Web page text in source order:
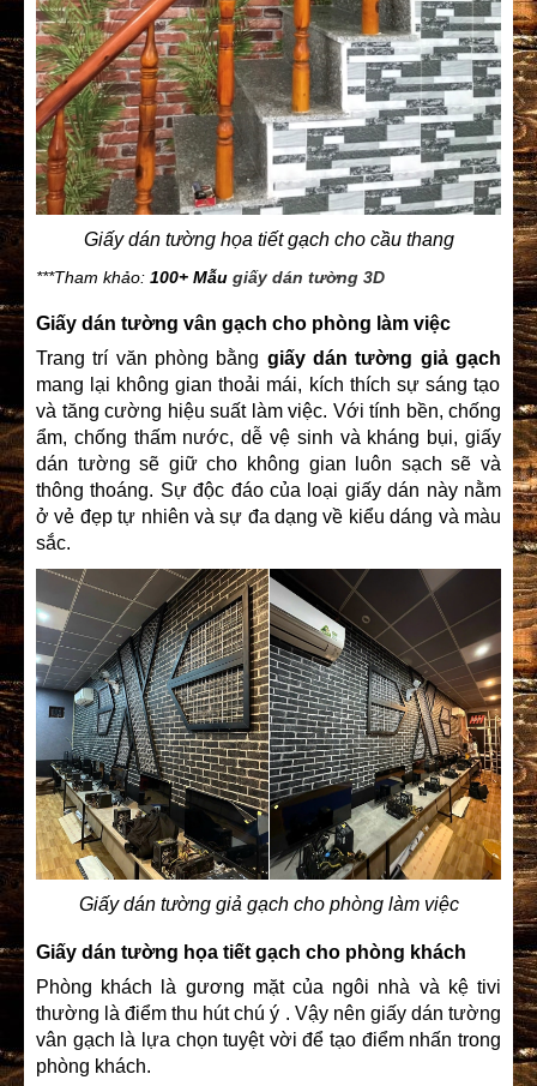
Giấy dán tường họa tiết gạch cho cầu thang
***Tham khảo: 100+ Mẫu giấy dán tường 3D
Giấy dán tường vân gạch cho phòng làm việc
Trang trí văn phòng bằng giấy dán tường giả gạch
mang lại không gian thoải mái, kích thích sự sáng tạo
và tăng cường hiệu suất làm việc. Với tính bền, chống
ẩm, chống thấm nước, dễ vệ sinh và kháng bụi, giấy
dán tường sẽ giữ cho không gian luôn sạch sẽ và
thông thoáng. Sự độc đáo của loại giấy dán nàynằm
ở vẻ đẹp tự nhiên và sự đa dạng về kiểu dáng và màu
sắc.
Giấy dán tường giả gạch cho phòng làm việc
Giấy dán tường họa tiết gạch cho phòng khách
Phòng khách là gương mặt của ngôi nhà và kệ tivi
thường là điểm thu hút chú ý . Vậy nên giấy dán tường
vân gạch là lựa chọn tuyệt vời để tạo điểm nhấn trong
phòng khách.